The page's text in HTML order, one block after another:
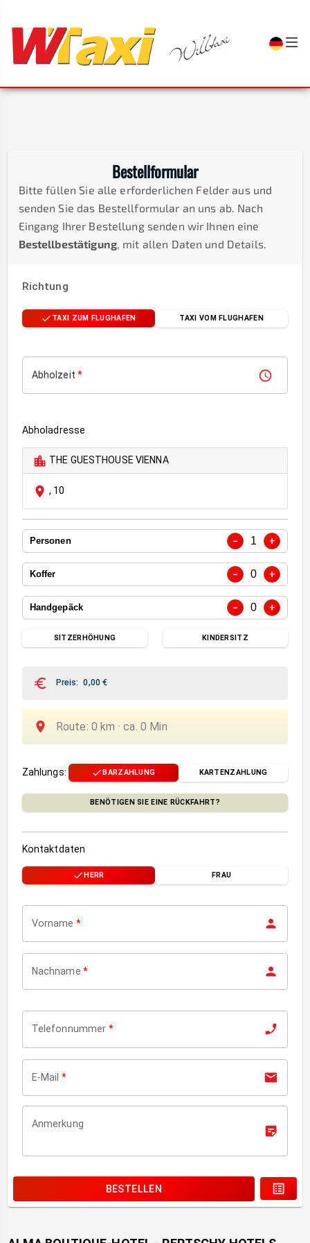
Bestellformular
Bitte füllen Sie alle erforderlichen Felder aus und
senden Sie das Bestellformular an uns ab. Nach
Eingang Ihrer Bestellung senden wir Ihnen eine
Bestellbestätigung, mit allen Daten und Details.
Richtung
TAXI ZUM FLUGHAFEN TAXI VOM FLUGHAFEN
Abholzeit *
Abholadresse
THE GUESTHOUSE VIENNA
, 10
Personen − 1 +
Koffer − 0 +
Handgepäck − 0 +
SITZERHÖHUNG KINDERSITZ
Preis: 0,00€
Route: 0 km ·ca. 0 Min
Zahlungs: BARZAHLUNG KARTENZAHLUNG
BENÖTIGEN SIE EINE RÜCKFAHRT?
Kontaktdaten
HERR FRAU
Vorname *
Nachname *
Telefonnummer *
E-Mail *
Anmerkung
BESTELLEN